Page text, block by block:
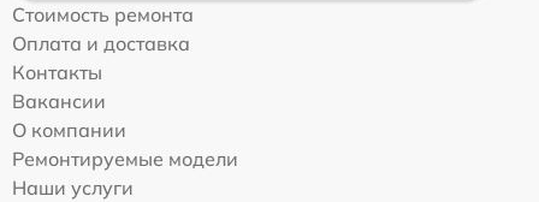
Стоимость ремонта
Оплата и доставка
Контакты
Вакансии
О компании
Ремонтируемые модели
Наши услуги